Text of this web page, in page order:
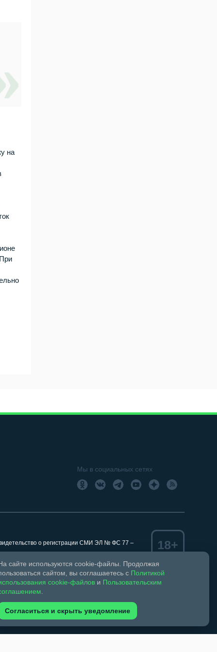
на
Мы в социальных сетях
о регистрации СМИ ЭЛ № ФС 77 –
праве и смежных правах.
Запрещается перепечатка более 30%
при указании автора фото и ссылки на
18+
сайте используются cookie-файлы. Продолжая
сайтом, вы соглашаетесь с Политикой
cookie-файлов и Пользовательским
Согласиться и скрыть уведомление